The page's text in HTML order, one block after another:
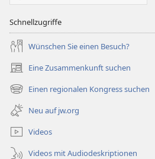
Schnellzugriffe
Wünschen Sie einen Besuch?
Eine Zusammenkunft suchen
(öffnet
neues
Fenster)
Einen regionalen Kongress suchen
(öffnet
neues
Fenster)
Neu auf jw.org
Videos
Videos mit Audiodeskriptionen